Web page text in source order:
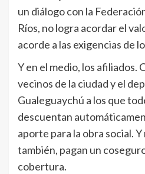
un diálogo con la
Ríos, no logra acordar el
acorde a las exigencias de
Y en el medio, los afiliados.
vecinos de la ciudad y el
Gualeguaychú a los que
descuentan
aporte para la obra social.
también, pagan un
cobertura.